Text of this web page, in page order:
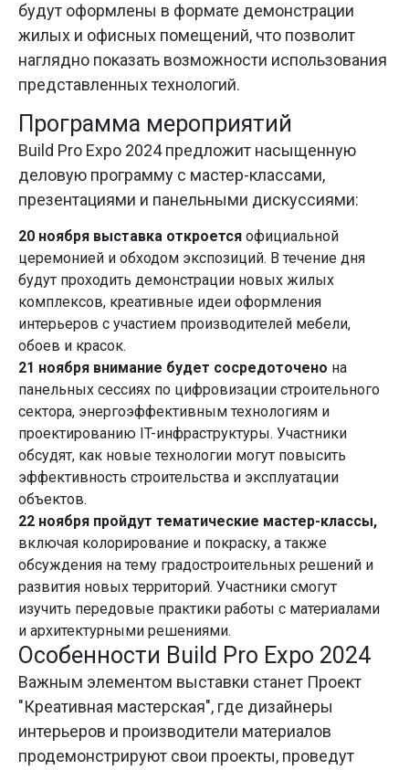
будут оформлены в формате демонстрации
жилых и офисных помещений, что позволит
наглядно показать возможности использования
представленных технологий.
Программа мероприятий
Build Pro Expo 2024 предложит насыщенную
деловую программу с мастер-классами,
презентациями и панельными дискуссиями:
20 ноября выставка откроется официальной
церемонией и обходом экспозиций. В течение дня
будут проходить демонстрации новых жилых
комплексов, креативные идеи оформления
интерьеров с участием производителей мебели,
обоев и красок.
21 ноября внимание будет сосредоточено на
панельных сессиях по цифровизации строительного
сектора, энергоэффективным технологиям и
проектированию IT-инфраструктуры. Участники
обсудят, как новые технологии могут повысить
эффективность строительства и эксплуатации
объектов.
22 ноября пройдут тематические мастер-классы,
включая колорирование и покраску, а также
обсуждения на тему градостроительных решений и
развития новых территорий. Участники смогут
изучить передовые практики работы с материалами
и архитектурными решениями.
Особенности Build Pro Expo 2024
Важным элементом выставки станет Проект
"Креативная мастерская", где дизайнеры
интерьеров и производители материалов
продемонстрируют свои проекты, проведут